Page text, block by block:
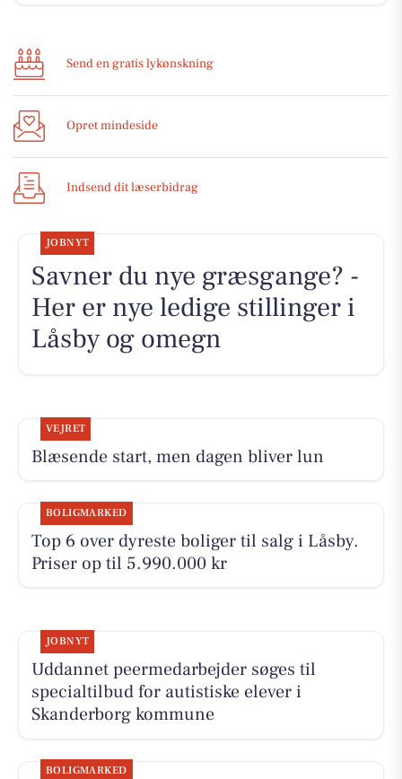
Send en gratis lykønskning
Opret mindeside
Indsend dit læserbidrag
JOBNYT
Savner du nye græsgange? -
Her er nye ledige stillinger i
Låsby og omegn
VEJRET
Blæsende start, men dagen bliver lun
BOLIGMARKED
Top 6 over dyreste boliger til salg i Låsby.
Priser op til 5.990.000 kr
JOBNYT
Uddannet peermedarbejder søges til
specialtilbud for autistiske elever i
Skanderborg kommune
BOLIGMARKED